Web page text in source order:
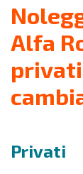
Alfa
privati
Privati